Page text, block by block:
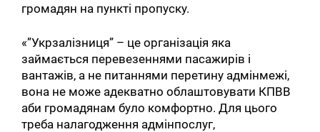
громадян на пункті пропуску.
«”Укрзалізниця” – це організація яка
займається перевезеннями пасажирів і
вантажів, а не питаннями перетину адмінмежі,
вона не може адекватно облаштовувати КПВВ
аби громадянам було комфортно. Для цього
треба налагодження адмінпослуг,